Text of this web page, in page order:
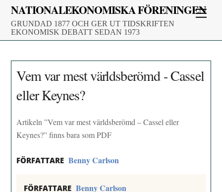
Skip
content
NATIONALEKONOMISKA FÖRENINGEN
GRUNDAD 1877 OCH GER UT TIDSKRIFTEN
EKONOMISK DEBATT SEDAN 1973
Vem var mest världsberömd - Cassel
eller Keynes?
Artikeln ”Vem var mest världsberömd – Cassel eller
Keynes?” finns bara som PDF
FÖRFATTARE Benny Carlson
FÖRFATTARE Benny Carlson